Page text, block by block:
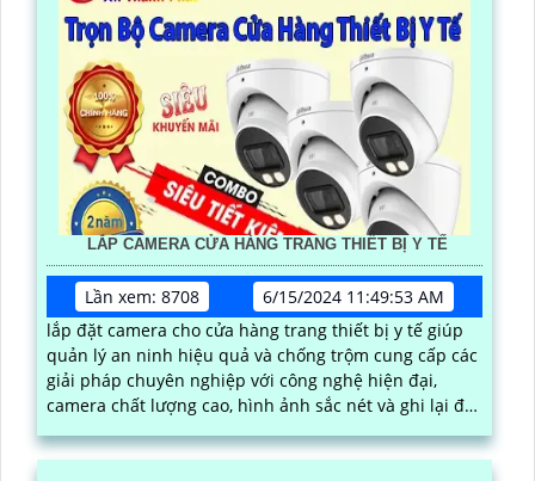
LẮP CAMERA CỬA HÀNG TRANG THIẾT BỊ Y TẾ
Lần xem: 8708
6/15/2024 11:49:53 AM
lắp đặt camera cho cửa hàng trang thiết bị y tế giúp
quản lý an ninh hiệu quả và chống trộm cung cấp các
giải pháp chuyên nghiệp với công nghệ hiện đại,
camera chất lượng cao, hình ảnh sắc nét và ghi lại đầy
đủ thông tin.